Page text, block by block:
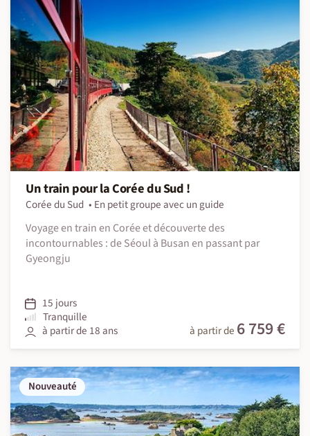
Un train pour la Corée du Sud !
Corée du Sud
En petit groupe avec un guide
Voyage en train en Corée et découverte des
incontournables : de Séoul à Busan en passant par
Gyeongju
15 jours
Tranquille
à partir de 18 ans
à partir de 6 759 €
Nouveauté